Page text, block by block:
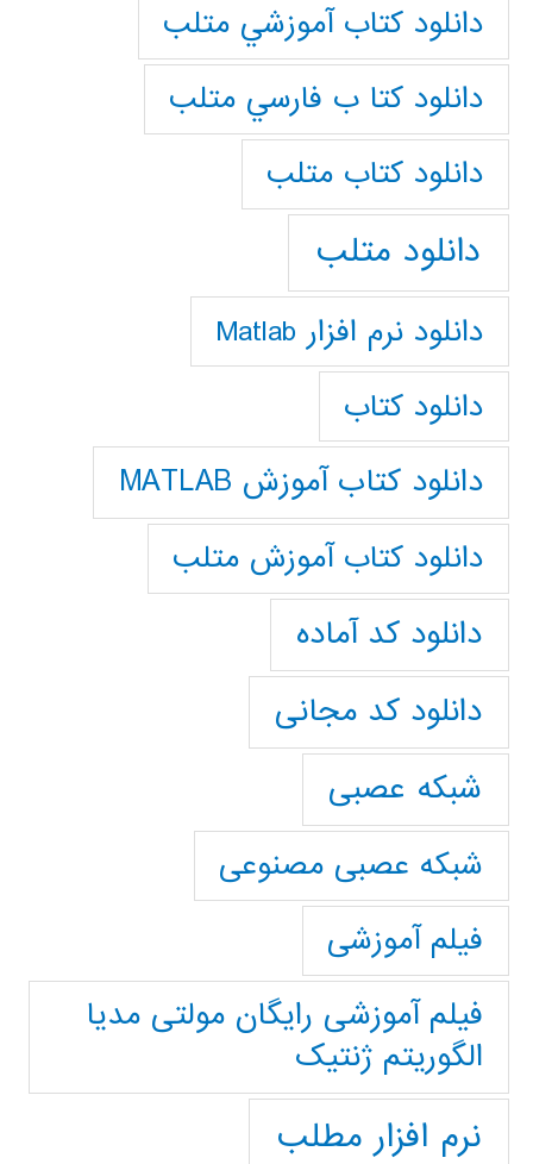
دانلود كتاب آموزشي متلب
دانلود كتا ب فارسي متلب
دانلود كتاب متلب
دانلود متلب
دانلود نرم افزار Matlab
دانلود کتاب
دانلود کتاب آموزش MATLAB
دانلود کتاب آموزش متلب
دانلود کد آماده
دانلود کد مجانی
شبکه عصبی
شبکه عصبی مصنوعی
فیلم آموزشی
فیلم آموزشی رایگان مولتی مدیا
الگوریتم ژنتیک
نرم افزار مطلب